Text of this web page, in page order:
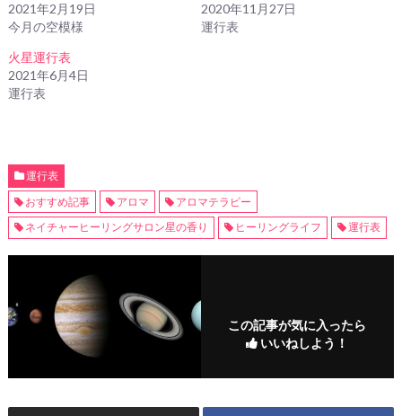
2021年2月19日
今月の空模様
2020年11月27日
運行表
火星運行表
2021年6月4日
運行表
運行表
おすすめ記事
アロマ
アロマテラピー
ネイチャーヒーリングサロン星の香り
ヒーリングライフ 運行表
この記事が気に入ったら
いいねしよう！